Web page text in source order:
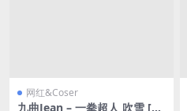
网红&Coser
九曲Jean – 一拳超人 吹雪 [30